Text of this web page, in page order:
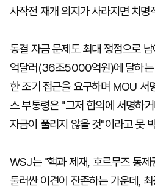
사작전 재개 의지가 사라지면 치명
동결 자금 문제도 최대 쟁점으로
억달러(36조5000억원)에 달하는
한 조기 접근을 요구하며 MOU 서
스 부통령은 "그저 합의에 서명하
자금이 풀리지 않을 것"이라고 못
WSJ는 "핵과 제재, 호르무즈 통제
둘러싼 이견이 잔존하는 가운데,